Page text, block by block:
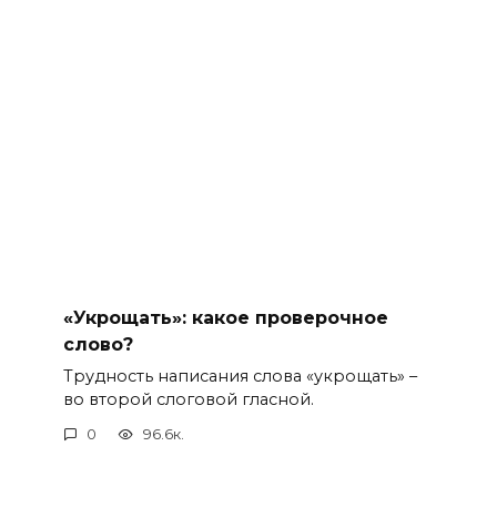
«Укрощать»: какое проверочное
слово?
Трудность написания слова «укрощать» –
во второй слоговой гласной.
0 96.6к.